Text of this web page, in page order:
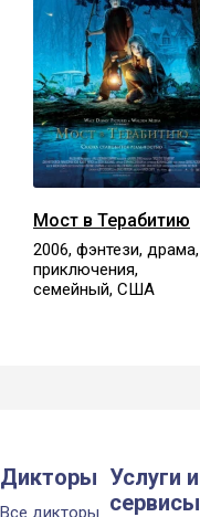
Мост в Терабитию
2006, фэнтези, драма,
приключения,
семейный, США
Дикторы
Все дикторы
Услуги и
сервисы